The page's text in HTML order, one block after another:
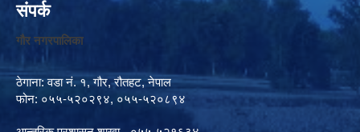
संपर्क
गौर नगरपालिका
ठेगाना: वडा नं. १, गौर, रौतहट, नेपाल
फोन: ०५५-५२०२९४, ०५५-५२०८९४